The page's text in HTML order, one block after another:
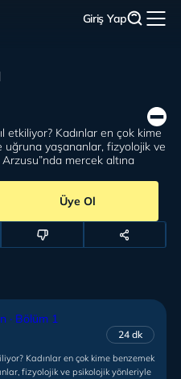
Giriş Yap
etkiliyor? Kadınlar en çok kime
uğruna yaşananlar, fizyolojik ve
mercek altına
Üye Ol
24 dk
Kadınlar en çok kime benzemek
fizyolojik ve psikolojik yönleriyle